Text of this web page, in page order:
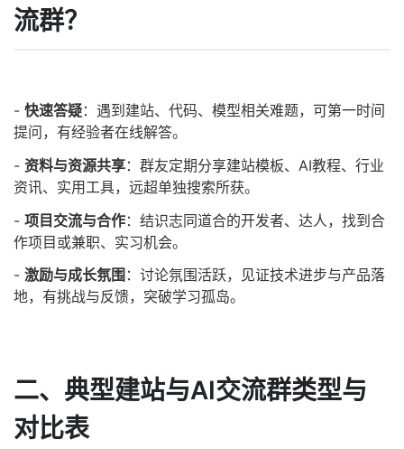
流群？
- 快速答疑：遇到建站、代码、模型相关难题，可第一时间
提问，有经验者在线解答。
- 资料与资源共享：群友定期分享建站模板、AI教程、行业
资讯、实用工具，远超单独搜索所获。
- 项目交流与合作：结识志同道合的开发者、达人，找到合
作项目或兼职、实习机会。
- 激励与成长氛围 ：讨论氛围活跃，见证技术进步与产品落
地，有挑战与反馈，突破学习孤岛。
二、典型建站与AI交流群类型与
对比表